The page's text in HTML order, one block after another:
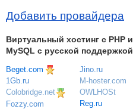
Добавить провайдера
Виртуальный хостинг c PHP и
MySQL с русской поддержкой
Beget.com
1Gb.ru
Colobridge.net
Fozzy.com
Jino.ru
M-hoster.com
OWLHOSt
Reg.ru